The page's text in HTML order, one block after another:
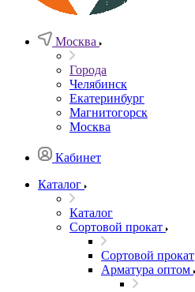
Москва
Города
Челябинск
Екатеринбург
Магнитогорск
Москва
Кабинет
Каталог
Каталог
Сортовой прокат
Сортовой прокат
Арматура оптом